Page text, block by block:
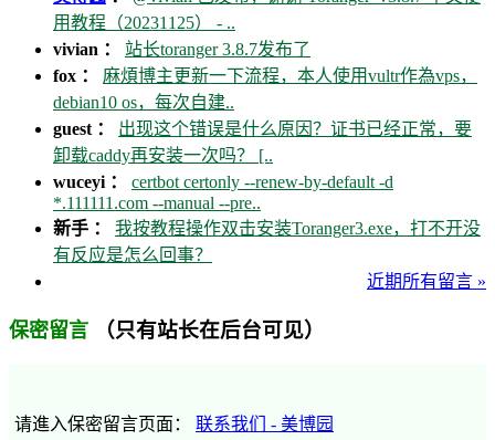
用教程（20231125） - ..
vivian ： 站长toranger 3.8.7发布了
fox ： 麻煩博主更新一下流程，本人使用vultr作為vps，
debian10 os，每次自建..
guest ： 出现这个错误是什么原因？证书已经正常，要
卸载caddy再安装一次吗？ [..
wuceyi ： certbot certonly --renew-by-default -d
*.111111.com --manual --pre..
新手 ： 我按教程操作双击安装Toranger3.exe，打不开没
有反应是怎么回事？
近期所有留言 »
保密留言 （只有站长在后台可见）
请進入保密留言页面： 联系我们 - 美博园